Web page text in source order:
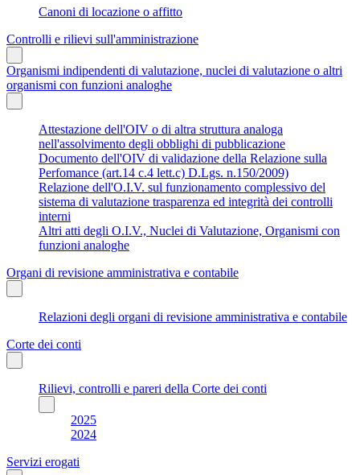
Canoni di locazione o affitto
Controlli e rilievi sull'amministrazione
Organismi indipendenti di valutazione, nuclei di valutazione o altri
organismi con funzioni analoghe
Attestazione dell'OIV o di altra struttura analoga
nell'assolvimento degli obblighi di pubblicazione
Documento dell'OIV di validazione della Relazione sulla
Perfomance (art.14 c.4 lett.c) D.Lgs. n.150/2009)
Relazione dell'O.I.V. sul funzionamento complessivo del
sistema di valutazione trasparenza ed integrità dei controlli
interni
Altri atti degli O.I.V., Nuclei di Valutazione, Organismi con
funzioni analoghe
Organi di revisione amministrativa e contabile
Relazioni degli organi di revisione amministrativa e contabile
Corte dei conti
Rilievi, controlli e pareri della Corte dei conti
2025
2024
Servizi erogati